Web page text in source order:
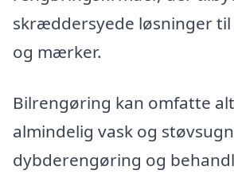
skræddersyede løsninger
og mærker.
Bilrengøring kan omfatte
almindelig vask og
dybderengøring og